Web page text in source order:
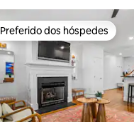
os melhores preferidos
Preferido dos hóspedes